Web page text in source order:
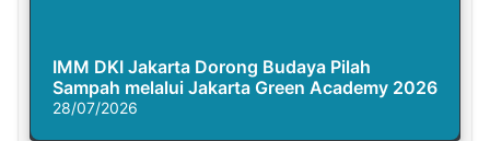
IMM DKI Jakarta Dorong Budaya Pilah
Sampah melalui Jakarta Green Academy 2026
28/07/2026